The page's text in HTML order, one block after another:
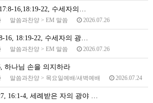
16,18:19-22, 수세자의…
말씀과찬양 > EM 말씀 2026.07.26
16, 18:19-22, 수세자의 광…
말씀과찬양 > EM 말씀 2026.07.26
하나님 손을 의지하라
말씀과찬양 > 목요일예배/새벽예배 2026.07.24
16:1-4, 세례받은 자의 광야 …